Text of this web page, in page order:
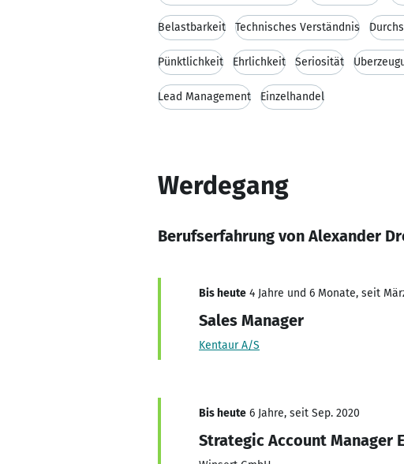
Belastbarkeit Technisches Verständnis
Pünktlichkeit Ehrlichkeit Seriosität
Lead Management Einzelhandel
Werdegang
Berufserfahrung von Alexander
Bis heute 4 Jahre und 6 Monate, seit
Sales Manager
Kentaur A/S
Bis heute 6 Jahre, seit Sep. 2020
Strategic Account Manager